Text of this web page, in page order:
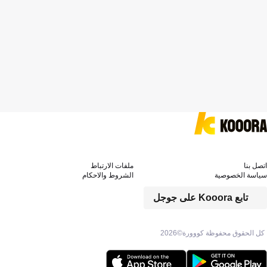
كل الحقوق محفوظة كووورة©2026
تابع Kooora على جوجل
اتصل بنا
ملفات الارتباط
سياسة الخصوصية
الشروط والاحكام